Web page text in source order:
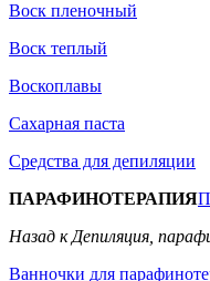
Воск пленочный
Воск теплый
Воскоплавы
Сахарная паста
Средства для депиляции
ПАРАФИНОТЕРАПИЯ
Назад к Депиляция,
Ванночки для